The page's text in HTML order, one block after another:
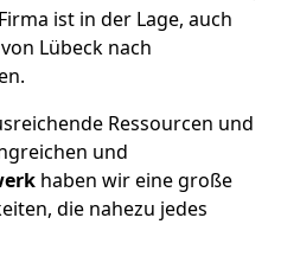
ist in der Lage, auch
Lübeck nach
Ressourcen und
und
haben wir eine große
die nahezu jedes